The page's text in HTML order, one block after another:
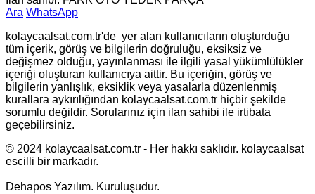
Ara WhatsApp
kolaycaalsat.com.tr'de yer alan kullanıcıların oluşturduğu
tüm içerik, görüş ve bilgilerin doğruluğu, eksiksiz ve
değişmez olduğu, yayınlanması ile ilgili yasal yükümlülükler
içeriği oluşturan kullanıcıya aittir. Bu içeriğin, görüş ve
bilgilerin yanlışlık, eksiklik veya yasalarla düzenlenmiş
kurallara aykırılığından kolaycaalsat.com.tr hiçbir şekilde
sorumlu değildir. Sorularınız için ilan sahibi ile irtibata
geçebilirsiniz.
© 2024 kolaycaalsat.com.tr - Her hakkı saklıdır. kolaycaalsat
escilli bir markadır.
Dehapos Yazılım. Kuruluşudur.